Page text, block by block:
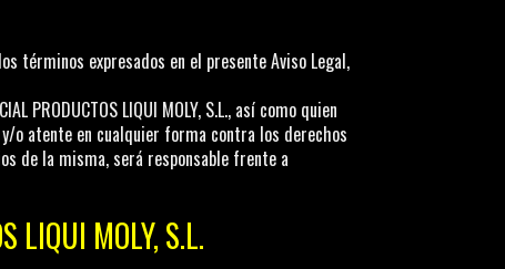
términos expresados en el presente Aviso Legal,
PRODUCTOS LIQUI MOLY, S.L., así como quien
o atente en cualquier forma contra los derechos
de la misma, será responsable frente a
LIQUI MOLY, S.L.